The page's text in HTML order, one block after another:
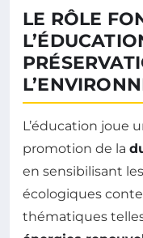
LE RÔLE
L’éducation joue
promotion de la
en sensibilisant
écologiques
thématiques